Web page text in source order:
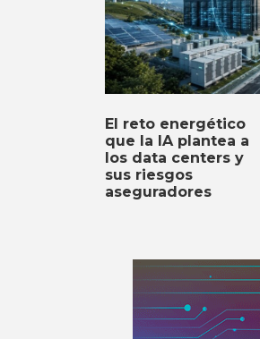
El reto energético
que la IA plantea a
los data centers y
sus riesgos
aseguradores